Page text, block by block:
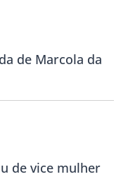
de Marcola da
de vice mulher